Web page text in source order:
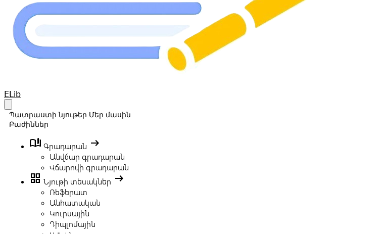
Your Company
ELib
Պատրաստի նյութեր Մեր մասին
Բաժիններ
book_ribbon Գրադարան arrow_right_alt
Անվճար գրադարան
Վճարովի գրադարան
grid_view Նյութի տեսակներ arrow_right_alt
Ռեֆերատ
Անհատական
Կուրսային
Դիպլոմային